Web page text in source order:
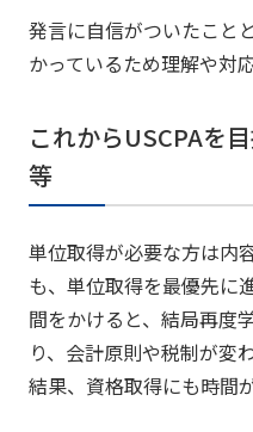
発言に自信がついたこと
かっているため理解や対
これからUSCPAを
等
単位取得が必要な方は内
も、単位取得を最優先に
間をかけると、結局再度
り、会計原則や税制が変
結果、資格取得にも時間